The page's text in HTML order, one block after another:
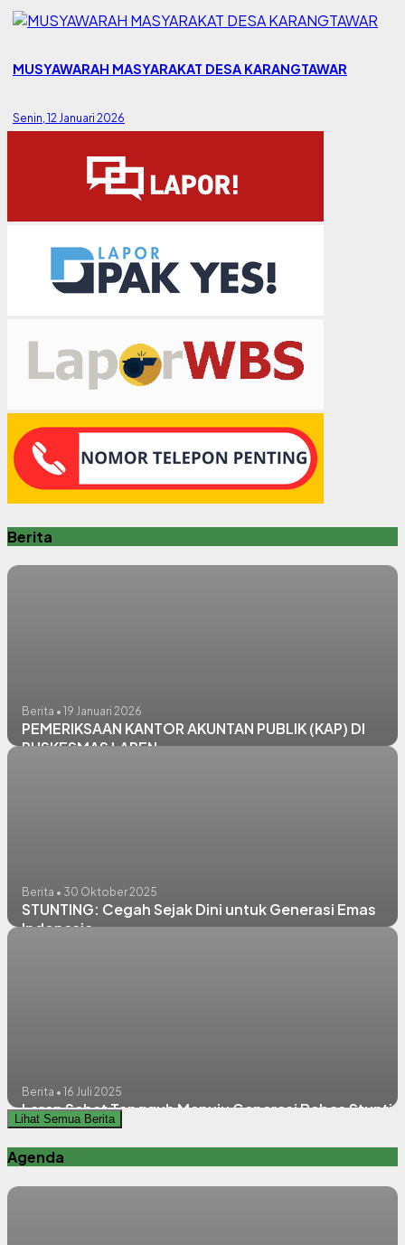
MUSYAWARAH MASYARAKAT DESA KARANGTAWAR
Senin, 12 Januari 2026
Berita
Berita • 19 Januari 2026
PEMERIKSAAN KANTOR AKUNTAN PUBLIK (KAP) DI
PUSKESMAS LAREN
Berita • 30 Oktober 2025
STUNTING: Cegah Sejak Dini untuk Generasi Emas
Indonesia
Berita • 16 Juli 2025
Laren Sehat Tangguh Menuju Generasi Bebas
Lihat Semua Berita
Agenda